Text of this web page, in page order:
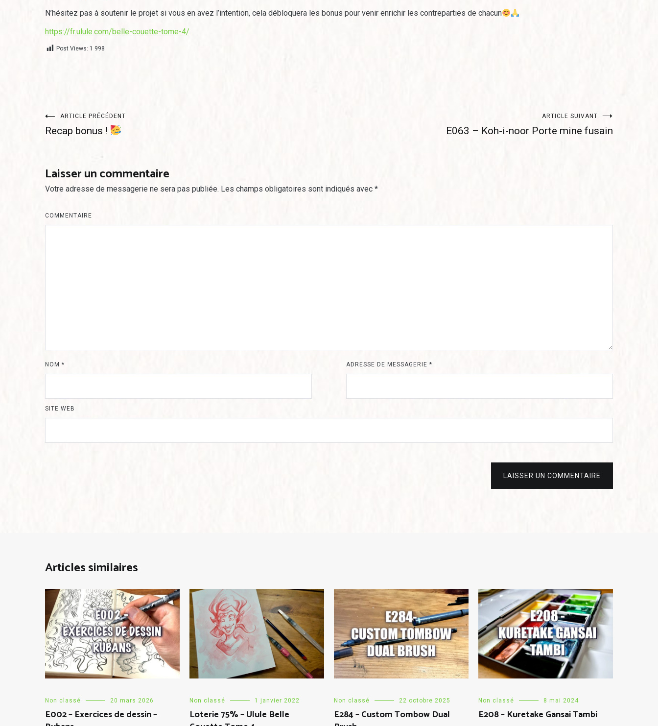
N’hésitez pas à soutenir le projet si vous en avez l’intention, cela débloquera les bonus pour venir enrichir les contreparties de chacun
https://fr.ulule.com/belle-couette-tome-4/
Post Views: 1 998
Navigation
l’article
ARTICLE PRÉCÉDENT
Recap bonus !
ARTICLE SUIVANT
E063 – Koh-i-noor Porte mine fusain
Laisser un commentaire
Votre adresse de messagerie ne sera pas publiée. Les champs obligatoires sont indiqués avec *
COMMENTAIRE
NOM * ADRESSE DE MESSAGERIE *
SITE WEB
LAISSER UN COMMENTAIRE
Articles similaires
Non classé 20 mars 2026
E002 – Exercices de dessin –
Non classé 1 janvier 2022
Loterie 75% – Ulule Belle
Non classé 22 octobre 2025
E284 – Custom Tombow Dual
Non classé 8 mai 2024
E208 – Kuretake Gansai Tambi